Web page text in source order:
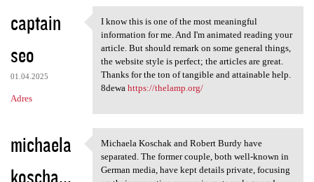
a
z
e
captain
seo
01.04.2025
Adres
I know this is one of the
I know this is one of the most meaningful
information for me. And I'm animated reading your
article. But should remark on some general things,
the website style is perfect; the articles are great.
Thanks for the ton of tangible and attainable help.
8dewa https://thelamp.org/
michaela
koscha...
Michaela Koschak and Robert
Michaela Koschak and Robert Burdy have
separated. The former couple, both well-known in
German media, have kept details private, focusing